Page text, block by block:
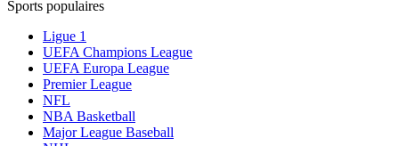
Sports populaires
Ligue 1
UEFA Champions League
UEFA Europa League
Premier League
NFL
NBA Basketball
Major League Baseball